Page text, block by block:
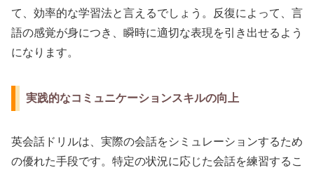
て、効率的な学習法と言えるでしょう。反復によって、言
語の感覚が身につき、瞬時に適切な表現を引き出せるよう
になります。
実践的なコミュニケーションスキルの向上
英会話ドリルは、実際の会話をシミュレーションするため
の優れた手段です。特定の状況に応じた会話を練習するこ